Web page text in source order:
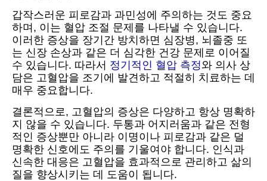
갑작스러운 피로감과 과민성에 주의하는 것도 중요
하며, 이는 혈압 조절 문제를 나타낼 수 있습니다.
이러한 증상을 장기간 방치하면 심장병, 뇌졸중 또
는 신장 손상과 같은 더 심각한 건강 문제로 이어질
수 있습니다. 따라서 정기적인 혈압 측정와 의사 상
담은 고혈압을 조기에 발견하고 적절히 치료하는 데
매우 중요합니다.
결론적으로, 고혈압의 증상은 다양하고 항상 명확하
지 않을 수 있습니다. 두통과 어지러움과 같은 전형
적인 증상뿐만 아니라 이명이나 피로감과 같은 덜
명확한 신호에도 주의를 기울여야 합니다. 인식과
신속한 대응은 고혈압을 효과적으로 관리하고 삶의
질을 향상시키는 데 도움이 됩니다.